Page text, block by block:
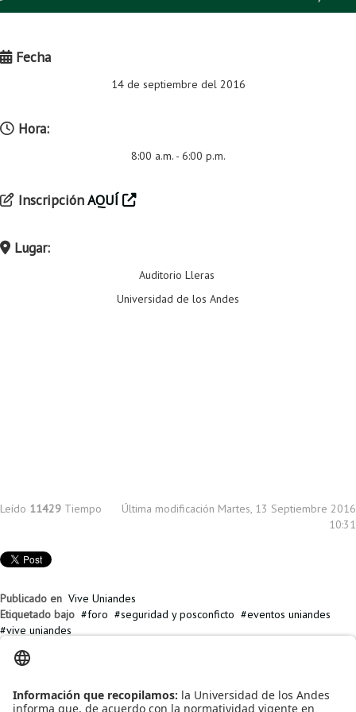
Fecha
14 de septiembre del 2016
Hora:
8:00 a.m. - 6:00 p.m.
InscripciónAQUÍ
Lugar:
Auditorio Lleras
Universidad de los Andes
Leído 11429 Tiempo
Última modificación Martes, 13 Septiembre 2016
10:31
Publicado en Vive Uniandes
Etiquetado bajo
foro seguridad y posconficto
eventos uniandes
vive uniandes
Artículos relacionados
Foro: Innovación y oportunidades en atención en salud desde la
Proyecto de grado
Transferencia
Grado